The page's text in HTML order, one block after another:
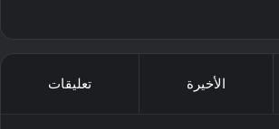
الأخيرة تعليقات